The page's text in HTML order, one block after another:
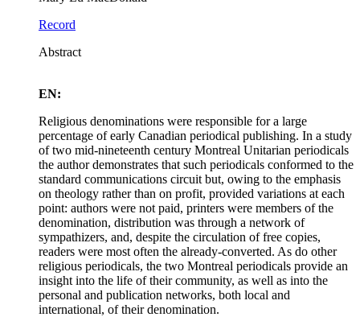
Record
Abstract
EN:
Religious denominations were responsible for a large
percentage of early Canadian periodical publishing. In a study
of two mid-nineteenth century Montreal Unitarian periodicals
the author demonstrates that such periodicals conformed to the
standard communications circuit but, owing to the emphasis
on theology rather than on profit, provided variations at each
point: authors were not paid, printers were members of the
denomination, distribution was through a network of
sympathizers, and, despite the circulation of free copies,
readers were most often the already-converted. As do other
religious periodicals, the two Montreal periodicals provide an
insight into the life of their community, as well as into the
personal and publication networks, both local and
international, of their denomination.